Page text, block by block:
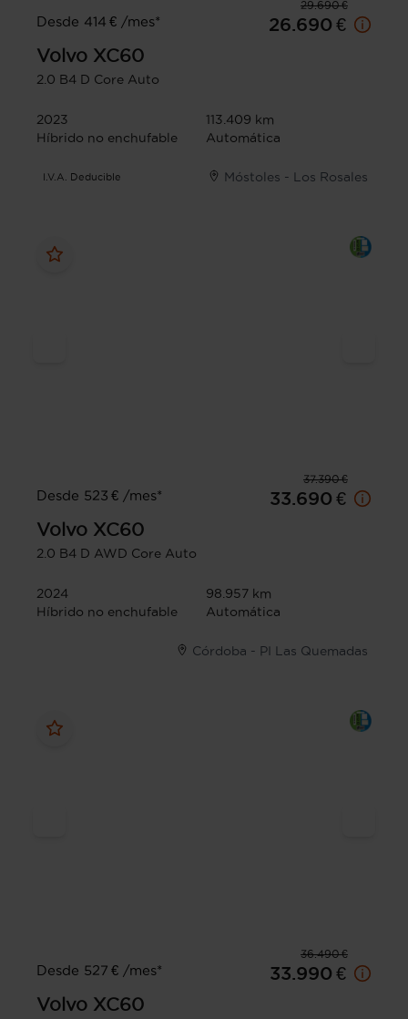
29.690 €
Desde 414 € /mes*
26.690 €
Volvo XC60
2.0 B4 D Core Auto
2023
113.409 km
Híbrido no enchufable
Automática
I.V.A. Deducible Móstoles - Los Rosales
37.390 €
Desde 523 € /mes*
33.690 €
Volvo XC60
2.0 B4 D AWD Core Auto
2024
98.957 km
Híbrido no enchufable
Automática
Córdoba - PI Las Quemadas
36.490 €
Desde 527 € /mes*
33.990 €
Volvo XC60